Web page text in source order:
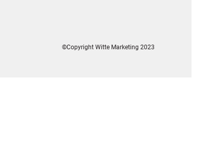
©Copyright Witte Marketing 2023